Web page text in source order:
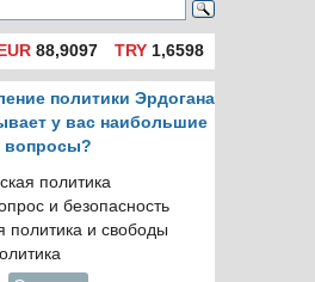
EUR 88,9097 TRY1,6598
политики Эрдогана
у вас наибольшие
вопросы?
политика
и безопасность
политика и свободы